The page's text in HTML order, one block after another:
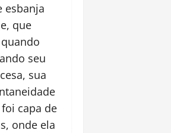
esbanja
que
seu
sua
capa de
onde ela